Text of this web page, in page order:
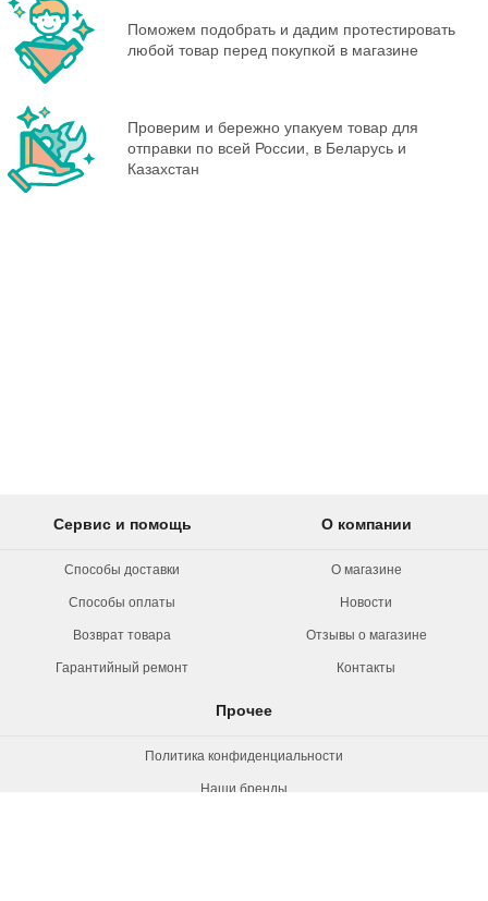
Поможем подобрать и дадим протестировать
любой товар перед покупкой в магазине
Проверим и бережно упакуем товар для
отправки по всей России, в Беларусь и
Казахстан
Сервис и помощь
Способы доставки
Способы оплаты
Возврат товара
Гарантийный ремонт
О компании
О магазине
Новости
Отзывы о магазине
Контакты
Прочее
Политика конфиденциальности
Наши бренды